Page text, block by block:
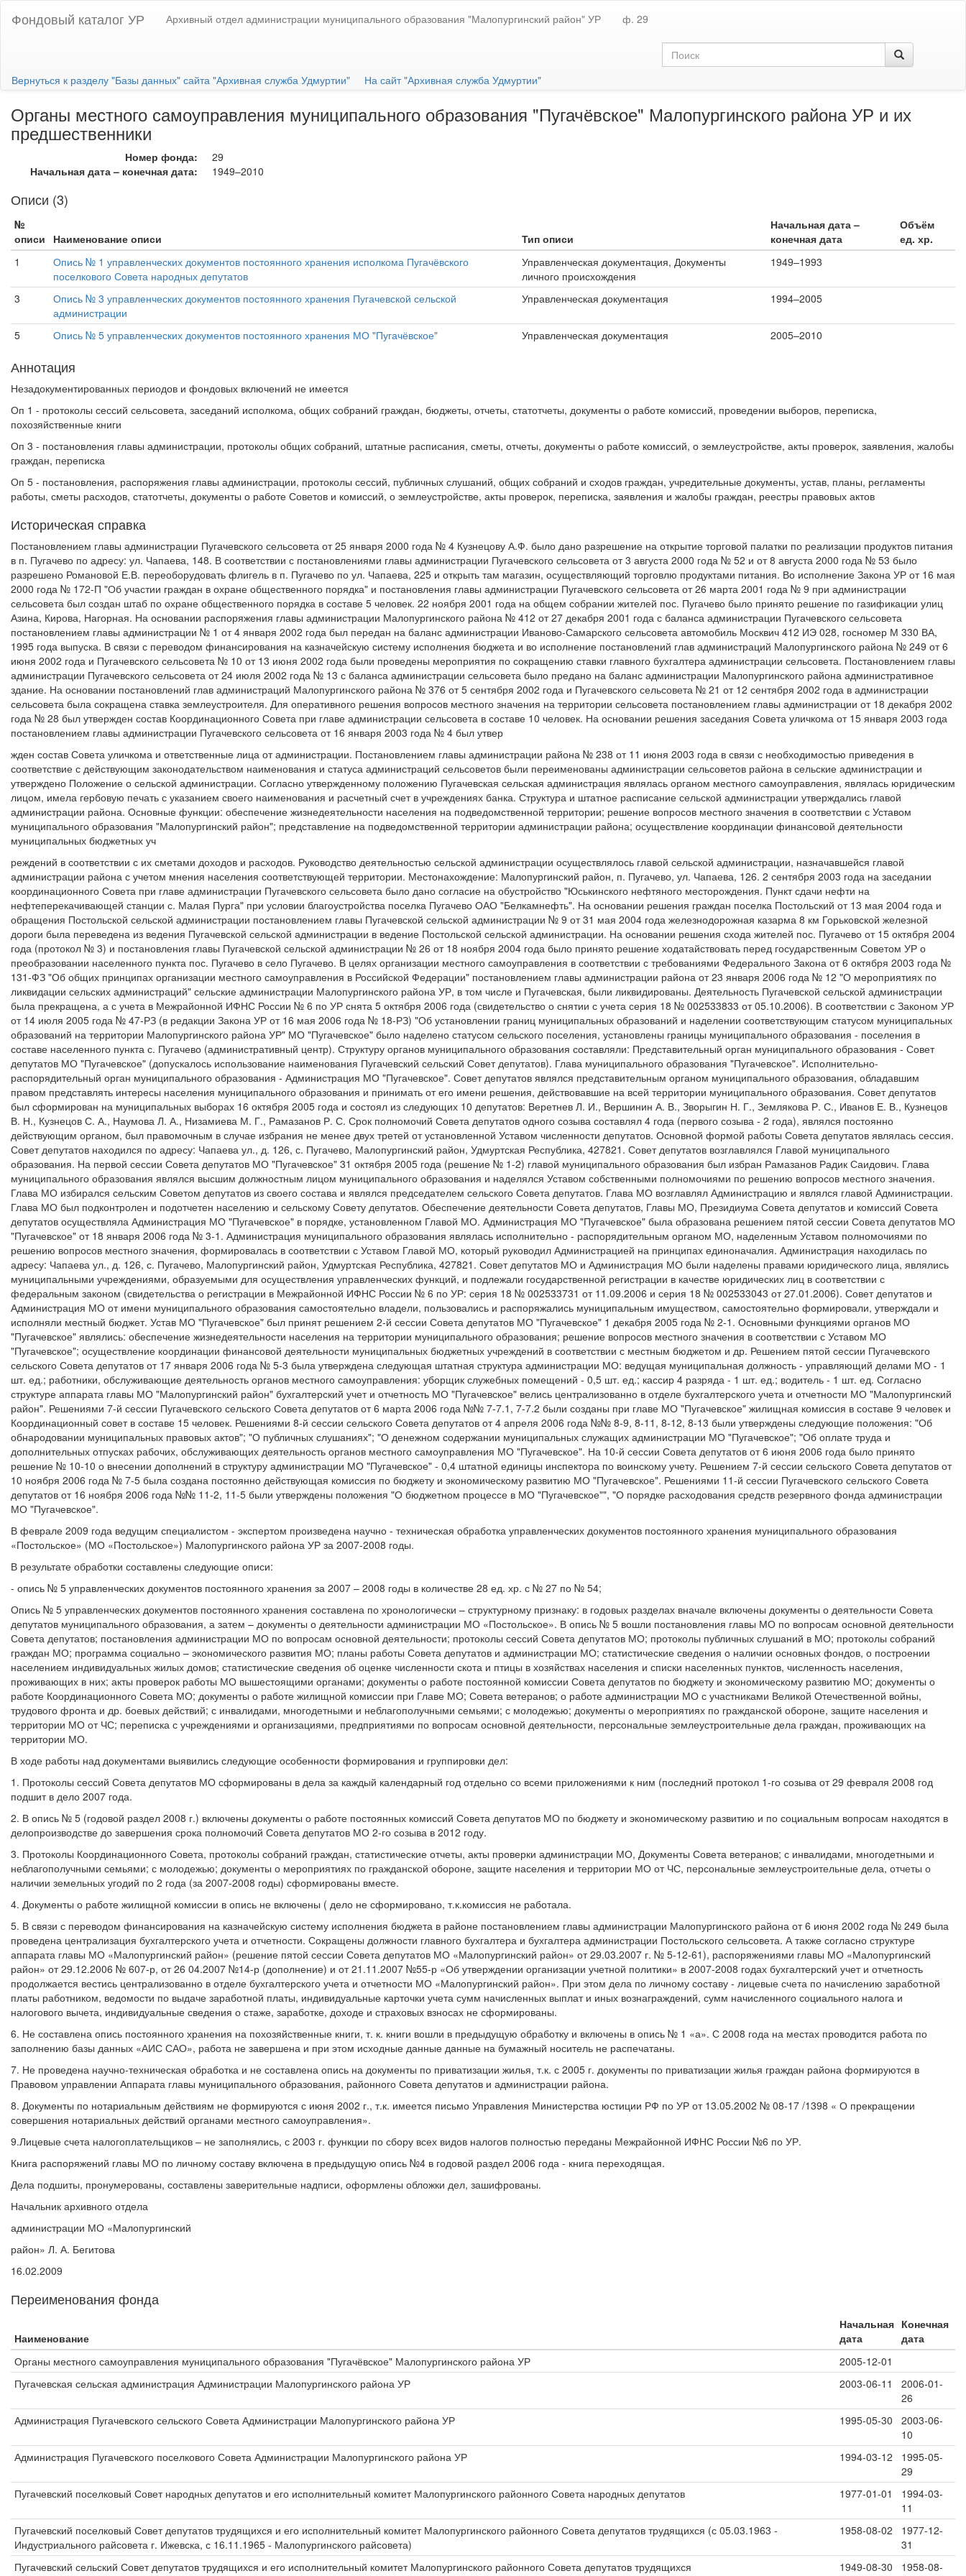
Фондовый каталог УР Архивный отдел администрации муниципального образования "Малопургинский район" УР ф. 29
Вернуться к разделу "Базы данных" сайта "Архивная служба Удмуртии" На сайт "Архивная служба Удмуртии"
Органы местного самоуправления муниципального образования "Пугачёвское" Малопургинского района УР и их
предшественники
Номер фонда:
29
Начальная дата – конечная дата:
1949–2010
Описи (3)
№
описи
Наименование описи Тип описи
Начальная дата –
конечная дата
Объём
ед. хр.
1
Опись № 1 управленческих документов постоянного хранения исполкома Пугачёвского
поселкового Совета народных депутатов
Управленческая документация, Документы
личного происхождения
1949–1993
3
Опись № 3 управленческих документов постоянного хранения Пугачевской сельской
администрации
Управленческая документация 1994–2005
5 Опись № 5 управленческих документов постоянного хранения МО "Пугачёвское" Управленческая документация 2005–2010
Аннотация
Незадокументированных периодов и фондовых включений не имеется
Оп 1 - протоколы сессий сельсовета, заседаний исполкома, общих собраний граждан, бюджеты, отчеты, статотчеты, документы о работе комиссий, проведении выборов, переписка,
похозяйственные книги
Оп 3 - постановления главы администрации, протоколы общих собраний, штатные расписания, сметы, отчеты, документы о работе комиссий, о землеустройстве, акты проверок, заявления, жалобы
граждан, переписка
Оп 5 - постановления, распоряжения главы администрации, протоколы сессий, публичных слушаний, общих собраний и сходов граждан, учредительные документы, устав, планы, регламенты
работы, сметы расходов, статотчеты, документы о работе Советов и комиссий, о землеустройстве, акты проверок, переписка, заявления и жалобы граждан, реестры правовых актов
Историческая справка
Постановлением главы администрации Пугачевского сельсовета от 25 января 2000 года № 4 Кузнецову А.Ф. было дано разрешение на открытие торговой палатки по реализации продуктов питания
в п. Пугачево по адресу: ул. Чапаева, 148. В соответствии с постановлениями главы администрации Пугачевского сельсовета от 3 августа 2000 года № 52 и от 8 августа 2000 года № 53 было
разрешено Романовой Е.В. переоборудовать флигель в п. Пугачево по ул. Чапаева, 225 и открыть там магазин, осуществляющий торговлю продуктами питания. Во исполнение Закона УР от 16 мая
2000 года № 172-П "Об участии граждан в охране общественного порядка" и постановления главы администрации Пугачевского сельсовета от 26 марта 2001 года № 9 при администрации
сельсовета был создан штаб по охране общественного порядка в составе 5 человек. 22 ноября 2001 года на общем собрании жителей пос. Пугачево было принято решение по газификации улиц
Азина, Кирова, Нагорная. На основании распоряжения главы администрации Малопургинского района № 412 от 27 декабря 2001 года с баланса администрации Пугачевского сельсовета
постановлением главы администрации № 1 от 4 января 2002 года был передан на баланс администрации Иваново-Самарского сельсовета автомобиль Москвич 412 ИЭ 028, госномер М 330 ВА,
1995 года выпуска. В связи с переводом финансирования на казначейскую систему исполнения бюджета и во исполнение постановлений глав администраций Малопургинского района № 249 от 6
июня 2002 года и Пугачевского сельсовета № 10 от 13 июня 2002 года были проведены мероприятия по сокращению ставки главного бухгалтера администрации сельсовета. Постановлением главы
администрации Пугачевского сельсовета от 24 июля 2002 года № 13 с баланса администрации сельсовета было предано на баланс администрации Малопургинского района административное
здание. На основании постановлений глав администраций Малопургинского района № 376 от 5 сентября 2002 года и Пугачевского сельсовета № 21 от 12 сентября 2002 года в администрации
сельсовета была сокращена ставка землеустроителя. Для оперативного решения вопросов местного значения на территории сельсовета постановлением главы администрации от 18 декабря 2002
года № 28 был утвержден состав Координационного Совета при главе администрации сельсовета в составе 10 человек. На основании решения заседания Совета уличкома от 15 января 2003 года
постановлением главы администрации Пугачевского сельсовета от 16 января 2003 года № 4 был утвер
жден состав Совета уличкома и ответственные лица от администрации. Постановлением главы администрации района № 238 от 11 июня 2003 года в связи с необходимостью приведения в
соответствие с действующим законодательством наименования и статуса администраций сельсоветов были переименованы администрации сельсоветов района в сельские администрации и
утверждено Положение о сельской администрации. Согласно утвержденному положению Пугачевская сельская администрация являлась органом местного самоуправления, являлась юридическим
лицом, имела гербовую печать с указанием своего наименования и расчетный счет в учреждениях банка. Структура и штатное расписание сельской администрации утверждались главой
администрации района. Основные функции: обеспечение жизнедеятельности населения на подведомственной территории; решение вопросов местного значения в соответствии с Уставом
муниципального образования "Малопургинский район"; представление на подведомственной территории администрации района; осуществление координации финансовой деятельности
муниципальных бюджетных уч
реждений в соответствии с их сметами доходов и расходов. Руководство деятельностью сельской администрации осуществлялось главой сельской администрации, назначавшейся главой
администрации района с учетом мнения населения соответствующей территории. Местонахождение: Малопургинский район, п. Пугачево, ул. Чапаева, 126. 2 сентября 2003 года на заседании
координационного Совета при главе администрации Пугачевского сельсовета было дано согласие на обустройство "Юськинского нефтяного месторождения. Пункт сдачи нефти на
нефтеперекачивающей станции с. Малая Пурга" при условии благоустройства поселка Пугачево ОАО "Белкамнефть". На основании решения граждан поселка Постольский от 13 мая 2004 года и
обращения Постольской сельской администрации постановлением главы Пугачевской сельской администрации № 9 от 31 мая 2004 года железнодорожная казарма 8 км Горьковской железной
дороги была переведена из ведения Пугачевской сельской администрации в ведение Постольской сельской администрации. На основании решения схода жителей пос. Пугачево от 15 октября 2004
года (протокол № 3) и постановления главы Пугачевской сельской администрации № 26 от 18 ноября 2004 года было принято решение ходатайствовать перед государственным Советом УР о
преобразовании населенного пункта пос. Пугачево в село Пугачево. В целях организации местного самоуправления в соответствии с требованиями Федерального Закона от 6 октября 2003 года №
131-ФЗ "Об общих принципах организации местного самоуправления в Российской Федерации" постановлением главы администрации района от 23 января 2006 года № 12 "О мероприятиях по
ликвидации сельских администраций" сельские администрации Малопургинского района УР, в том числе и Пугачевская, были ликвидированы. Деятельность Пугачевской сельской администрации
была прекращена, а с учета в Межрайонной ИФНС России № 6 по УР снята 5 октября 2006 года (свидетельство о снятии с учета серия 18 № 002533833 от 05.10.2006). В соответствии с Законом УР
от 14 июля 2005 года № 47-РЗ (в редакции Закона УР от 16 мая 2006 года № 18-РЗ) "Об установлении границ муниципальных образований и наделении соответствующим статусом муниципальных
образований на территории Малопургинского района УР" МО "Пугачевское" было наделено статусом сельского поселения, установлены границы муниципального образования - поселения в
составе населенного пункта с. Пугачево (административный центр). Структуру органов муниципального образования составляли: Представительный орган муниципального образования - Совет
депутатов МО "Пугачевское" (допускалось использование наименования Пугачевский сельский Совет депутатов). Глава муниципального образования "Пугачевское". Исполнительно-
распорядительный орган муниципального образования - Администрация МО "Пугачевское". Совет депутатов являлся представительным органом муниципального образования, обладавшим
правом представлять интересы населения муниципального образования и принимать от его имени решения, действовавшие на всей территории муниципального образования. Совет депутатов
был сформирован на муниципальных выборах 16 октября 2005 года и состоял из следующих 10 депутатов: Веретнев Л. И., Вершинин А. В., Зворыгин Н. Г., Землякова Р. С., Иванов Е. В., Кузнецов
В. Н., Кузнецов С. А., Наумова Л. А., Низамиева М. Г., Рамазанов Р. С. Срок полномочий Совета депутатов одного созыва составлял 4 года (первого созыва - 2 года), являлся постоянно
действующим органом, был правомочным в случае избрания не менее двух третей от установленной Уставом численности депутатов. Основной формой работы Совета депутатов являлась сессия.
Совет депутатов находился по адресу: Чапаева ул., д. 126, с. Пугачево, Малопургинский район, Удмуртская Республика, 427821. Совет депутатов возглавлялся Главой муниципального
образования. На первой сессии Совета депутатов МО "Пугачевское" 31 октября 2005 года (решение № 1-2) главой муниципального образования был избран Рамазанов Радик Саидович. Глава
муниципального образования являлся высшим должностным лицом муниципального образования и наделялся Уставом собственными полномочиями по решению вопросов местного значения.
Глава МО избирался сельским Советом депутатов из своего состава и являлся председателем сельского Совета депутатов. Глава МО возглавлял Администрацию и являлся главой Администрации.
Глава МО был подконтролен и подотчетен населению и сельскому Совету депутатов. Обеспечение деятельности Совета депутатов, Главы МО, Президиума Совета депутатов и комиссий Совета
депутатов осуществляла Администрация МО "Пугачевское" в порядке, установленном Главой МО. Администрация МО "Пугачевское" была образована решением пятой сессии Совета депутатов МО
"Пугачевское" от 18 января 2006 года № 3-1. Администрация муниципального образования являлась исполнительно - распорядительным органом МО, наделенным Уставом полномочиями по
решению вопросов местного значения, формировалась в соответствии с Уставом Главой МО, который руководил Администрацией на принципах единоначалия. Администрация находилась по
адресу: Чапаева ул., д. 126, с. Пугачево, Малопургинский район, Удмуртская Республика, 427821. Совет депутатов МО и Администрация МО были наделены правами юридического лица, являлись
муниципальными учреждениями, образуемыми для осуществления управленческих функций, и подлежали государственной регистрации в качестве юридических лиц в соответствии с
федеральным законом (свидетельства о регистрации в Межрайонной ИФНС России № 6 по УР: серия 18 № 002533731 от 11.09.2006 и серия 18 № 002533043 от 27.01.2006). Совет депутатов и
Администрация МО от имени муниципального образования самостоятельно владели, пользовались и распоряжались муниципальным имуществом, самостоятельно формировали, утверждали и
исполняли местный бюджет. Устав МО "Пугачевское" был принят решением 2-й сессии Совета депутатов МО "Пугачевское" 1 декабря 2005 года № 2-1. Основными функциями органов МО
"Пугачевское" являлись: обеспечение жизнедеятельности населения на территории муниципального образования; решение вопросов местного значения в соответствии с Уставом МО
"Пугачевское"; осуществление координации финансовой деятельности муниципальных бюджетных учреждений в соответствии с местным бюджетом и др. Решением пятой сессии Пугачевского
сельского Совета депутатов от 17 января 2006 года № 5-3 была утверждена следующая штатная структура администрации МО: ведущая муниципальная должность - управляющий делами МО - 1
шт. ед.; работники, обслуживающие деятельность органов местного самоуправления: уборщик служебных помещений - 0,5 шт. ед.; кассир 4 разряда - 1 шт. ед.; водитель - 1 шт. ед. Согласно
структуре аппарата главы МО "Малопургинский район" бухгалтерский учет и отчетность МО "Пугачевское" велись централизованно в отделе бухгалтерского учета и отчетности МО "Малопургинский
район". Решениями 7-й сессии Пугачевского сельского Совета депутатов от 6 марта 2006 года №№ 7-7.1, 7-7.2 были созданы при главе МО "Пугачевское" жилищная комиссия в составе 9 человек и
Координационный совет в составе 15 человек. Решениями 8-й сессии сельского Совета депутатов от 4 апреля 2006 года №№ 8-9, 8-11, 8-12, 8-13 были утверждены следующие положения: "Об
обнародовании муниципальных правовых актов"; "О публичных слушаниях"; "О денежном содержании муниципальных служащих администрации МО "Пугачевское"; "Об оплате труда и
дополнительных отпусках рабочих, обслуживающих деятельность органов местного самоуправления МО "Пугачевское". На 10-й сессии Совета депутатов от 6 июня 2006 года было принято
решение № 10-10 о внесении дополнений в структуру администрации МО "Пугачевское" - 0,4 штатной единицы инспектора по воинскому учету. Решением 7-й сессии сельского Совета депутатов от
10 ноября 2006 года № 7-5 была создана постоянно действующая комиссия по бюджету и экономическому развитию МО "Пугачевское". Решениями 11-й сессии Пугачевского сельского Совета
депутатов от 16 ноября 2006 года №№ 11-2, 11-5 были утверждены положения "О бюджетном процессе в МО "Пугачевское"", "О порядке расходования средств резервного фонда администрации
МО "Пугачевское".
В феврале 2009 года ведущим специалистом - экспертом произведена научно - техническая обработка управленческих документов постоянного хранения муниципального образования
«Постольское» (МО «Постольское») Малопургинского района УР за 2007-2008 годы.
В результате обработки составлены следующие описи:
- опись № 5 управленческих документов постоянного хранения за 2007 – 2008 годы в количестве 28 ед. хр. с № 27 по № 54;
Опись № 5 управленческих документов постоянного хранения составлена по хронологически – структурному признаку: в годовых разделах вначале включены документы о деятельности Совета
депутатов муниципального образования, а затем – документы о деятельности администрации МО «Постольское». В опись № 5 вошли постановления главы МО по вопросам основной деятельности
Совета депутатов; постановления администрации МО по вопросам основной деятельности; протоколы сессий Совета депутатов МО; протоколы публичных слушаний в МО; протоколы собраний
граждан МО; программа социально – экономического развития МО; планы работы Совета депутатов и администрации МО; статистические сведения о наличии основных фондов, о построении
населением индивидуальных жилых домов; статистические сведения об оценке численности скота и птицы в хозяйствах населения и списки населенных пунктов, численность населения,
проживающих в них; акты проверок работы МО вышестоящими органами; документы о работе постоянной комиссии Совета депутатов по бюджету и экономическому развитию МО; документы о
работе Координационного Совета МО; документы о работе жилищной комиссии при Главе МО; Совета ветеранов; о работе администрации МО с участниками Великой Отечественной войны,
трудового фронта и др. боевых действий; с инвалидами, многодетными и неблагополучными семьями; с молодежью; документы о мероприятиях по гражданской обороне, защите населения и
территории МО от ЧС; переписка с учреждениями и организациями, предприятиями по вопросам основной деятельности, персональные землеустроительные дела граждан, проживающих на
территории МО.
В ходе работы над документами выявились следующие особенности формирования и группировки дел:
1. Протоколы сессий Совета депутатов МО сформированы в дела за каждый календарный год отдельно со всеми приложениями к ним (последний протокол 1-го созыва от 29 февраля 2008 год
подшит в дело 2007 года.
2. В опись № 5 (годовой раздел 2008 г.) включены документы о работе постоянных комиссий Совета депутатов МО по бюджету и экономическому развитию и по социальным вопросам находятся в
делопроизводстве до завершения срока полномочий Совета депутатов МО 2-го созыва в 2012 году.
3. Протоколы Координационного Совета, протоколы собраний граждан, статистические отчеты, акты проверки администрации МО, Документы Совета ветеранов; с инвалидами, многодетными и
неблагополучными семьями; с молодежью; документы о мероприятиях по гражданской обороне, защите населения и территории МО от ЧС, персональные землеустроительные дела, отчеты о
наличии земельных угодий по 2 года (за 2007-2008 годы) сформированы вместе.
4. Документы о работе жилищной комиссии в опись не включены ( дело не сформировано, т.к.комиссия не работала.
5. В связи с переводом финансирования на казначейскую систему исполнения бюджета в районе постановлением главы администрации Малопургинского района от 6 июня 2002 года № 249 была
проведена централизация бухгалтерского учета и отчетности. Сокращены должности главного бухгалтера и бухгалтера администрации Постольского сельсовета. А также согласно структуре
аппарата главы МО «Малопургинский район» (решение пятой сессии Совета депутатов МО «Малопургинский район» от 29.03.2007 г. № 5-12-61), распоряжениями главы МО «Малопургинский
район» от 29.12.2006 № 607-р, от 26 04.2007 №14-р (дополнение) и от 21.11.2007 №55-р «Об утверждении организации учетной политики» в 2007-2008 годах бухгалтерский учет и отчетность
продолжается вестись централизованно в отделе бухгалтерского учета и отчетности МО «Малопургинский район». При этом дела по личному составу - лицевые счета по начислению заработной
платы работником, ведомости по выдаче заработной платы, индивидуальные карточки учета сумм начисленных выплат и иных вознаграждений, сумм начисленного социального налога и
налогового вычета, индивидуальные сведения о стаже, заработке, доходе и страховых взносах не сформированы.
6. Не составлена опись постоянного хранения на похозяйственные книги, т. к. книги вошли в предыдущую обработку и включены в опись № 1 «а». С 2008 года на местах проводится работа по
заполнению базы данных «АИС САО», работа не завершена и при этом исходные данные данные на бумажный носитель не распечатаны.
7. Не проведена научно-техническая обработка и не составлена опись на документы по приватизации жилья, т.к. с 2005 г. документы по приватизации жилья граждан района формируются в
Правовом управлении Аппарата главы муниципального образования, районного Совета депутатов и администрации района.
8. Документы по нотариальным действиям не формируются с июня 2002 г., т.к. имеется письмо Управления Министерства юстиции РФ по УР от 13.05.2002 № 08-17 /1398 « О прекращении
совершения нотариальных действий органами местного самоуправления».
9.Лицевые счета налогоплательщиков – не заполнялись, с 2003 г. функции по сбору всех видов налогов полностью переданы Межрайонной ИФНС России №6 по УР.
Книга распоряжений главы МО по личному составу включена в предыдущую опись №4 в годовой раздел 2006 года - книга переходящая.
Дела подшиты, пронумерованы, составлены заверительные надписи, оформлены обложки дел, зашифрованы.
Начальник архивного отдела
администрации МО «Малопургинский
район» Л. А. Бегитова
16.02.2009
Переименования фонда
Наименование
Начальная
дата
Конечная
дата
Органы местного самоуправления муниципального образования "Пугачёвское" Малопургинского района УР
2005-12-01
Пугачевская сельская администрация Администрации Малопургинского района УР
2003-06-11
2006-01-
26
Администрация Пугачевского сельского Совета Администрации Малопургинского района УР
1995-05-30
2003-06-
10
Администрация Пугачевского поселкового Совета Администрации Малопургинского района УР
1994-03-12
1995-05-
29
Пугачевский поселковый Совет народных депутатов и его исполнительный комитет Малопургинского районного Совета народных депутатов
1977-01-01
1994-03-
11
Пугачевский поселковый Совет депутатов трудящихся и его исполнительный комитет Малопургинского районного Совета депутатов трудящихся (с 05.03.1963 -
Индустриального райсовета г. Ижевска, с 16.11.1965 - Малопургинского райсовета)
1958-08-02
1977-12-
31
Пугачевский сельский Совет депутатов трудящихся и его исполнительный комитет Малопургинского районного Совета депутатов трудящихся
1949-08-30
1958-08-